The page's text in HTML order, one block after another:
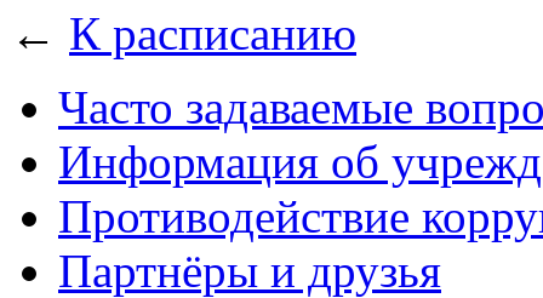
← К расписанию
Часто задаваемые
Информация об
Противодействие
Партнёры и друзья